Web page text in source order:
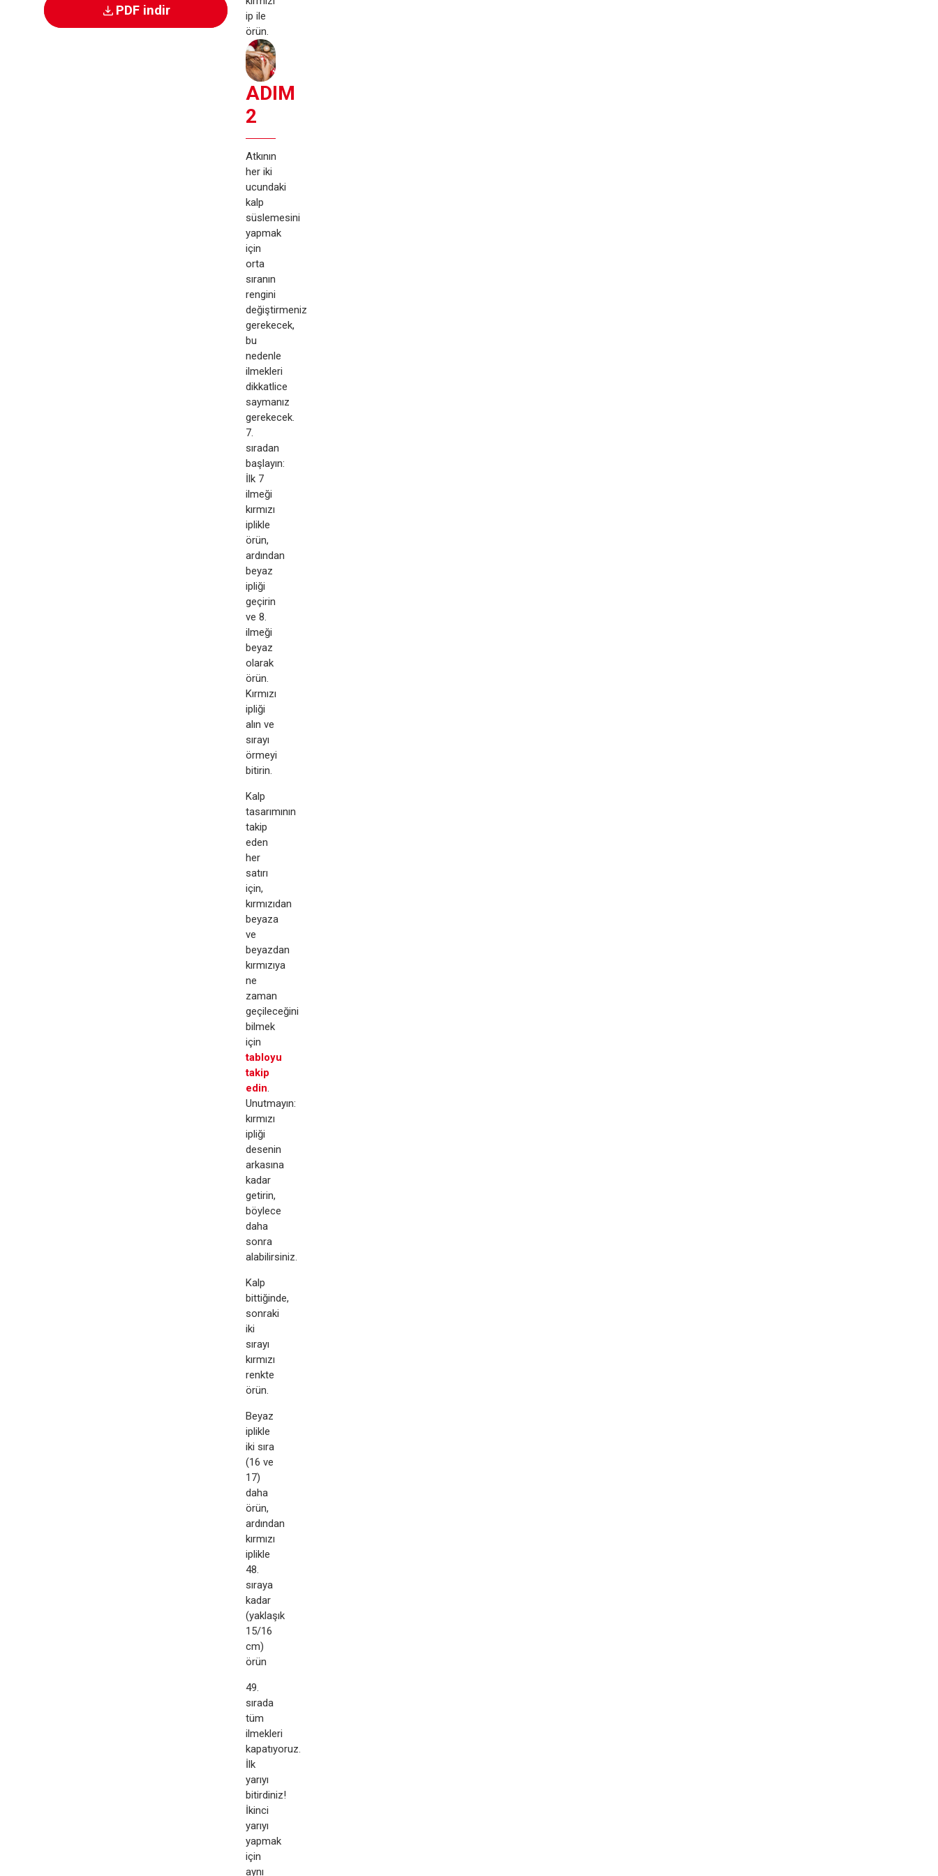
PDF indir
ip ile
örün.​
ADIM
2
Atkının
her iki
ucundaki
kalp
süslemesini
yapmak
için
orta
sıranın
rengini
değiştirmeniz
gerekecek,
bu
nedenle
ilmekleri
dikkatlice
saymanız
gerekecek.​
7.
sıradan
başlayın:
İlk 7
ilmeği
kırmızı
iplikle
örün,
ardından
beyaz
ipliği
geçirin
ve 8.
ilmeği
beyaz
olarak
örün.​
Kırmızı
ipliği
alın ve
sırayı
örmeyi
bitirin.
Kalp
tasarımının
takip
eden
her
satırı
için,
kırmızıdan
beyaza
ve
beyazdan
kırmızıya
ne
zaman
geçileceğini
bilmek
için
tabloyu
takip
edin.​
Unutmayın:
kırmızı
ipliği
desenin
arkasına
kadar
getirin,
böylece
daha
sonra
alabilirsiniz.​
Kalp
bittiğinde,
sonraki
iki
sırayı
kırmızı
renkte
örün.
Beyaz
iplikle
iki sıra
(16 ve
17)
daha
örün,
ardından
kırmızı
iplikle
48.
sıraya
kadar
(yaklaşık
15/16
cm)
örün
49.
sırada
tüm
ilmekleri
kapatıyoruz.
İlk
yarıyı
bitirdiniz!​
İkinci
yarıyı
yapmak
için
aynı